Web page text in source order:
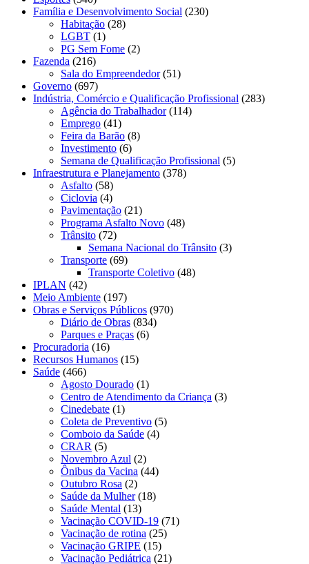
Família e Desenvolvimento Social (230)
Habitação (28)
LGBT (1)
PG Sem Fome (2)
Fazenda (216)
Sala do Empreendedor(51)
Governo (697)
Indústria, Comércio e Qualificação Profissional (283)
Agência do Trabalhador(114)
Emprego (41)
Feira da Barão (8)
Investimento (6)
Semana de Qualificação Profissional (5)
Infraestrutura e Planejamento (378)
Asfalto (58)
Ciclovia (4)
Pavimentação (21)
Programa Asfalto Novo (48)
Trânsito (72)
Semana Nacional do Trânsito (3)
Transporte (69)
Transporte Coletivo (48)
IPLAN (42)
Meio Ambiente (197)
Obras e Serviços Públicos (970)
Diário de Obras (834)
Parques e Praças (6)
Procuradoria (16)
Recursos Humanos (15)
Saúde (466)
Agosto Dourado (1)
Centro de Atendimento da Criança (3)
Cinedebate (1)
Coleta de Preventivo (5)
Comboio da Saúde (4)
CRAR (5)
Novembro Azul (2)
Ônibus da Vacina (44)
Outubro Rosa (2)
Saúde da Mulher(18)
Saúde Mental (13)
Vacinação COVID-19 (71)
Vacinação de rotina (25)
Vacinação GRIPE (15)
Vacinação Pediátrica (21)